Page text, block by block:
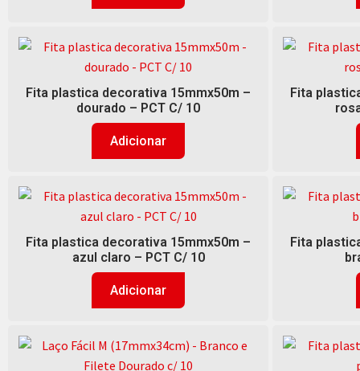
Fita plastica decorativa 15mmx50m –
dourado – PCT C/ 10
Adicionar
Fita
Fita plastica decorativa 15mmx50m –
azul claro – PCT C/ 10
Adicionar
Fita